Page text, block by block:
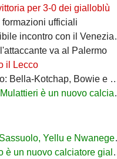
per 3-0 dei gialloblù
ufficiali
con il Venezia per Montipò
va al Palermo
il Lecco
Bowie e ora Belghali"
è un nuovo calciatore gialloblù
Yellu e Nwanege in prestito
nuovo calciatore gialloblù